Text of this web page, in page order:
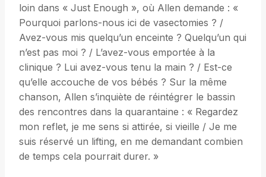
loin dans « Just Enough », où Allen demande : «
Pourquoi parlons-nous ici de vasectomies ? /
Avez-vous mis quelqu’un enceinte ? Quelqu’un qui
n’est pas moi ? / L’avez-vous emportée à la
clinique ? Lui avez-vous tenu la main ? / Est-ce
qu’elle accouche de vos bébés ? Sur la même
chanson, Allen s’inquiète de réintégrer le bassin
des rencontres dans la quarantaine : « Regardez
mon reflet, je me sens si attirée, si vieille / Je me
suis réservé un lifting, en me demandant combien
de temps cela pourrait durer. »